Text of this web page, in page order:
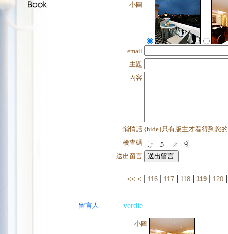
小圖
email
主題
內容
悄悄話 {hide}只有版主才看得到您
檢查碼
送出留言
<< < 116 117 118 119 120
留言人 verdie
小圖